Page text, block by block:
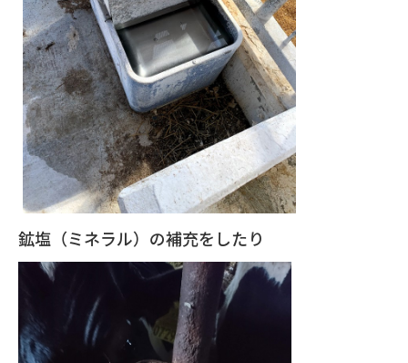
鉱塩（ミネラル）の補充をしたり